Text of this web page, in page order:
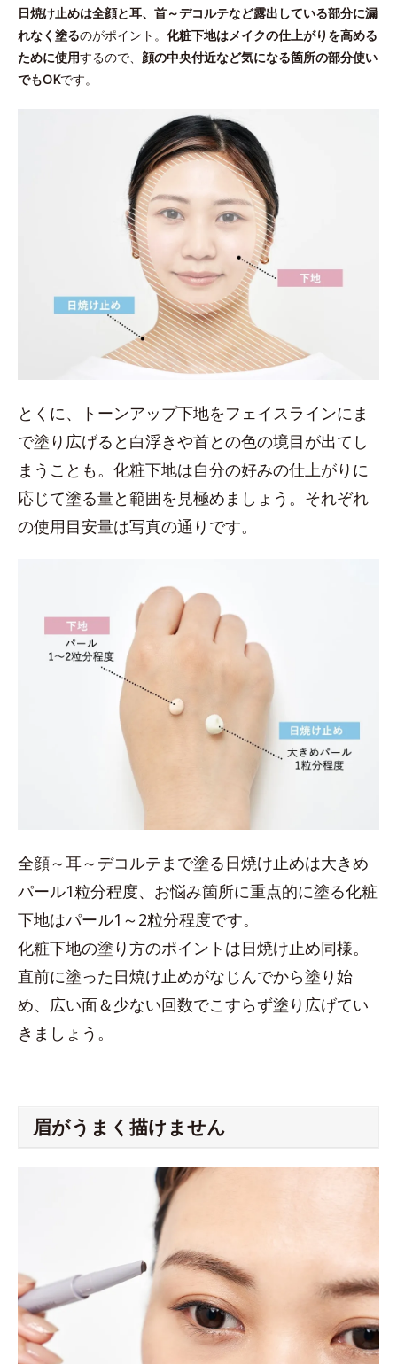
日焼け止めは全顔と耳、首～デコルテなど露出している部分に漏
れなく塗るのがポイント。 化粧下地はメイクの仕上がりを高める
ために使用するので、 顔の中央付近など気になる箇所の部分使い
でもOKです。
とくに、トーンアップ下地をフェイスラインにま
で塗り広げると白浮きや首との色の境目が出てし
まうことも。化粧下地は自分の好みの仕上がりに
応じて塗る量と範囲を見極めましょう。それぞれ
の使用目安量は写真の通りです。
全顔～耳～デコルテまで塗る日焼け止めは大きめ
パール1粒分程度、お悩み箇所に重点的に塗る化粧
下地はパール1～2粒分程度です。
化粧下地の塗り方のポイントは日焼け止め同様。
直前に塗った日焼け止めがなじんでから塗り始
め、広い面＆少ない回数でこすらず塗り広げてい
きましょう。
眉がうまく描けません